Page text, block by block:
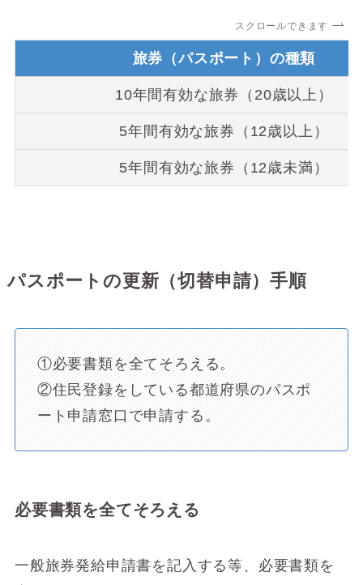
スクロールできます
旅券（パスポート）の種類
10年間有効な旅券（20歳以上）
5年間有効な旅券（12歳以上）
5年間有効な旅券（12歳未満）
パスポートの更新（切替申請）手順
①必要書類を全てそろえる。
②住民登録をしている都道府県のパスポ
ート申請窓口で申請する。
必要書類を全てそろえる
一般旅券発給申請書を記入する等、必要書類を